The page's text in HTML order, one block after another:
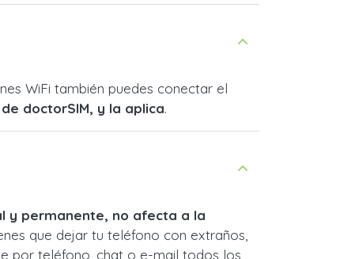
WiFi también puedes conectar el
doctorSIM, y la aplica.
y permanente, no afecta a la
que dejar tu teléfono con extraños,
por teléfono, chat o e-mail todos los